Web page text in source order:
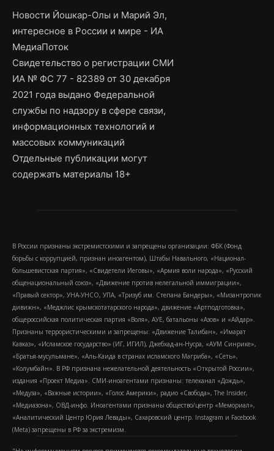
Новости Йошкар-Олы и Марий Эл,
интересное в России и мире - ИА
МедиаПоток
Свидетельство о регистрации СМИ
ИА № ФС 77 - 82389 от 30 декабря
2021 года выдано Федеральной
службы по надзору в сфере связи,
информационных технологий и
массовых коммуникаций
Отдельные публикации могут
содержать материалы 18+
В России признаны экстремистскими и запрещены организации: ФБК (Фонд
борьбы с коррупцией, признан иноагентом), Штабы Навального, «Национал-
большевистская партия», «Свидетели Иеговы», «Армия воли народа», «Русский
общенациональный союз», «Движение против нелегальной иммиграции»,
«Правый сектор», УНА-УНСО, УПА, «Тризуб им. Степана Бандеры», «Мизантропик
дивижн», «Меджлис крымскотатарского народа», движение «Артподготовка»,
общероссийская политическая партия «Воля», АУЕ, батальоны «Азов» и «Айдар».
Признаны террористическими и запрещены: «Движение Талибан», «Имарат
Кавказ», «Исламское государство» (ИГ, ИГИЛ), Джебхад-ан-Нусра, «АУМ Синрике»,
«Братья-мусульмане», «Аль-Каида в странах исламского Магриба», «Сеть»,
«Колумбайн». В РФ признана нежелательной деятельность «Открытой России»,
издания «Проект Медиа». СМИ-иноагентами признаны: телеканал «Дождь»,
«Медуза», «Важные истории», «Голос Америки», радио «Свобода», The Insider,
«Медиазона», ОВД-инфо. Иноагентами признаны общество/центр «Мемориал»,
«Аналитический Центр Юрия Левады», Сахаровский центр. Instagram и Facebook
(Metа) запрещены в РФ за экстремизм.